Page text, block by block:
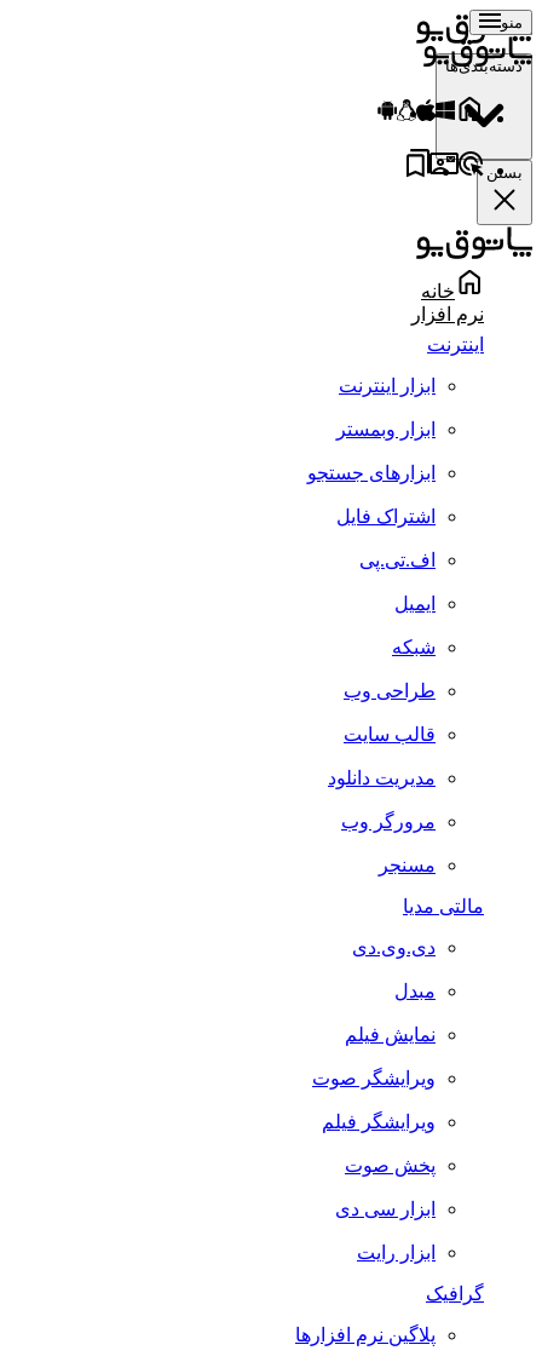
منو
دسته‌بندی‌ها
بستن
خانه
نرم افزار
اینترنت
ابزار اینترنت
ابزار وبمستر
ابزارهای جستجو
اشتراک فایل
اف.تی.پی
ایمیل
شبکه
طراحی وب
قالب سایت
مدیریت دانلود
مرورگر وب
مسنجر
مالتی مدیا
دی.وی.دی
مبدل
نمایش فیلم
ویرایشگر صوت
ویرایشگر فیلم
پخش صوت
ابزار سی دی
ابزار رایت
گرافیک
پلاگین نرم افزارها